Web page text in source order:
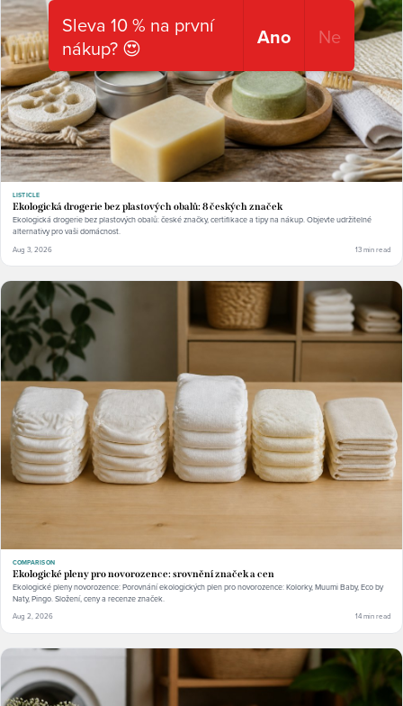
LISTICLE
Ekologická drogerie bez plastových obalů: 8 českých značek
Ekologická drogerie bez plastových obalů: české značky, certifikace a tipy na nákup. Objevte udržitelné
alternativy pro vaši domácnost.
Aug 3, 2026 13 min read
COMPARISON
Ekologické pleny pro novorozence: srovnění značek a cen
Ekologické pleny novorozence: Porovnání ekologických plen pro novorozence: Kolorky, Muumi Baby, Eco by
Naty, Pingo. Složení, ceny a recenze značek.
Aug 2, 2026 14 min read
Sleva 10 % na první
nákup? 😍
Ano Ne